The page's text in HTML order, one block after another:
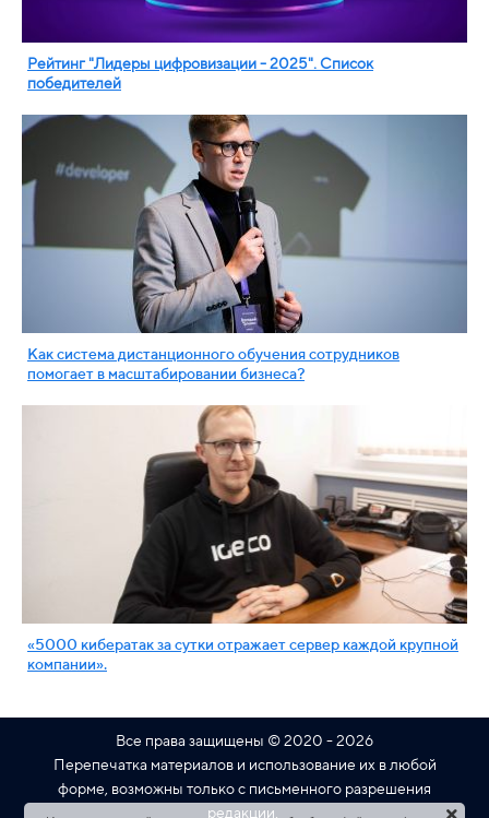
Рейтинг "Лидеры цифровизации - 2025". Список
победителей
Как система дистанционного обучения сотрудников
помогает в масштабировании бизнеса?
«5000 кибератак за сутки отражает сервер каждой крупной
компании».
Все права защищены © 2020 - 2026
Перепечатка материалов и использование их в любой
форме, возможны только с письменного разрешения
редакции.